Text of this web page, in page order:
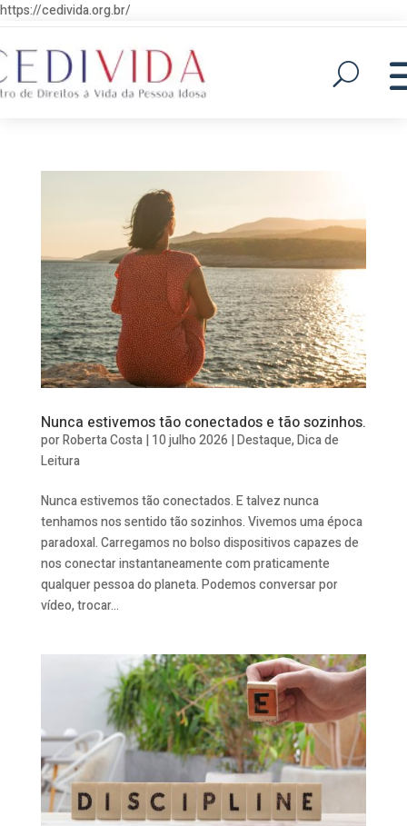
https://cedivida.org.br/
Nunca estivemos tão conectados e tão sozinhos.
porRoberta Costa|10 julho 2026 |Destaque,Dica de
Leitura
Nunca estivemos tão conectados. E talvez nunca
tenhamos nos sentido tão sozinhos. Vivemos uma época
paradoxal. Carregamos no bolso dispositivos capazes de
nos conectar instantaneamente com praticamente
qualquer pessoa do planeta. Podemos conversar por
vídeo, trocar...